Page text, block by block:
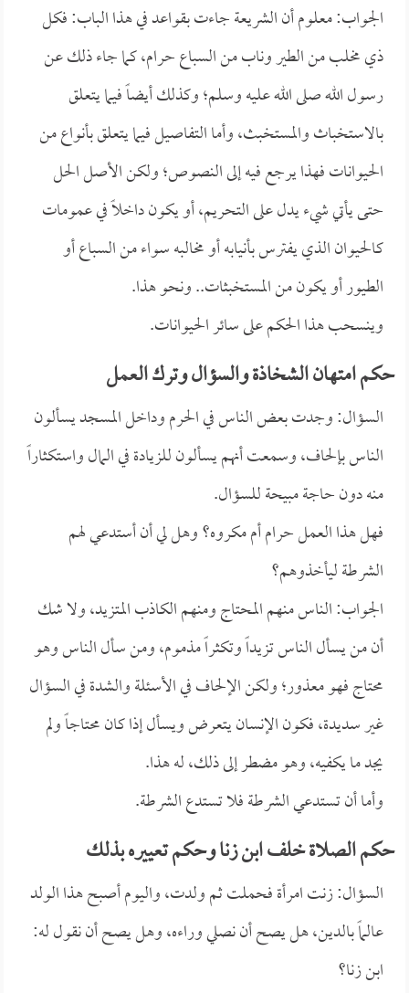
الجواب: معلوم أن الشريعة جاءت بقواعد في هذا الباب: فكل
ذي مخلب من الطير وناب من السباع حرام، كما جاء ذلك عن
رسول الله صلى الله عليه وسلم؛ وكذلك أيضاً فيما يتعلق
بالاستخباث والمستخبث، وأما التفاصيل فيما يتعلق بأنواع من
الحيوانات فهذا يرجع فيه إلى النصوص؛ ولكن الأصل الحل
حتى يأتي شيء يدل على التحريم، أو يكون داخلاً في عمومات
كالحيوان الذي يفترس بأنيابه أو مخالبه سواء من السباع أو
الطيور أو يكون من المستخبثات.. ونحو هذا.
وينسحب هذا الحكم على سائر الحيوانات.
حكم امتهان الشخاذة والسؤال وترك العمل
السؤال: وجدت بعض الناس في الحرم وداخل المسجد يسألون
الناس بإلحاف، وسمعت أنهم يسألون للزيادة في المال واستكثاراً
منه دون حاجة مبيحة للسؤال.
فهل هذا العمل حرام أم مكروه؟ وهل لي أن أستدعي لهم
الشرطة ليأخذوهم؟
الجواب: الناس منهم المحتاج ومنهم الكاذب المتزيد، ولا شك
أن من يسأل الناس تزيداً وتكثراً مذموم، ومن سأل الناس وهو
محتاج فهو معذور؛ ولكن الإلحاف في الأسئلة والشدة في السؤال
غير سديدة، فكون الإنسان يتعرض ويسأل إذا كان محتاجاً ولم
يجد ما يكفيه، وهو مضطر إلى ذلك، له هذا.
وأما أن تستدعي الشرطة فلا تستدع الشرطة.
حكم الصلاة خلف ابن زنا وحكم تعييره بذلك
السؤال: زنت امرأة فحملت ثم ولدت، واليوم أصبح هذا الولد
عالماً بالدين، هل يصح أن نصلي وراءه، وهل يصح أن نقول له:
ابن زنا؟